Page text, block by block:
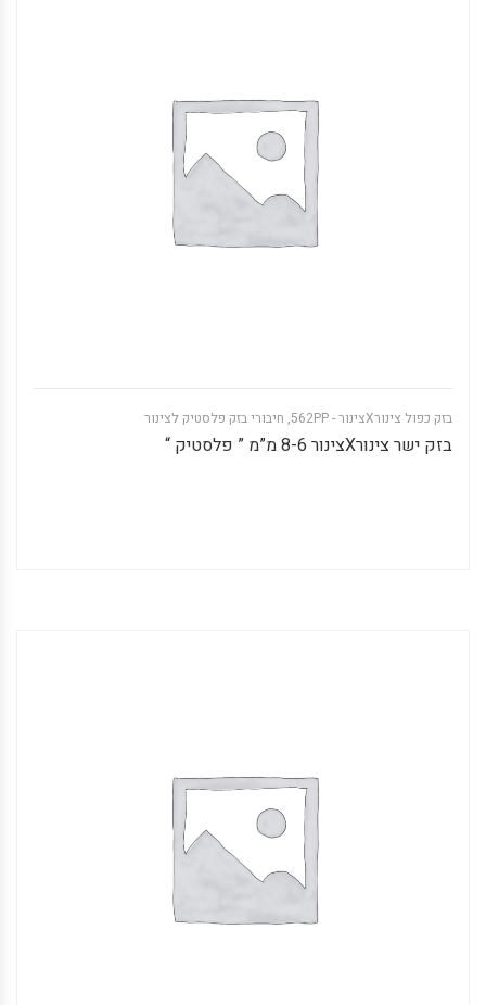
בזק כפול צינורXצינור - 562PP , חיבורי בזק פלסטיק לצינור
בזק ישר צינורXצינור 8-6 מ”מ ” פלסטיק “